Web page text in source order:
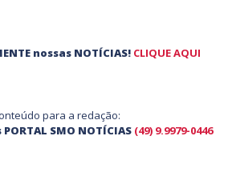
nossas NOTÍCIAS! CLIQUE AQUI
para a redação:
SMO NOTÍCIAS (49) 9.9979-0446